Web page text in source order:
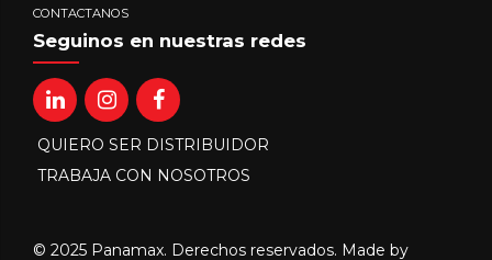
CONTACTANOS
Seguinos en nuestras redes
QUIERO SER DISTRIBUIDOR
TRABAJA CON NOSOTROS
© 2025 Panamax. Derechos reservados. Made by